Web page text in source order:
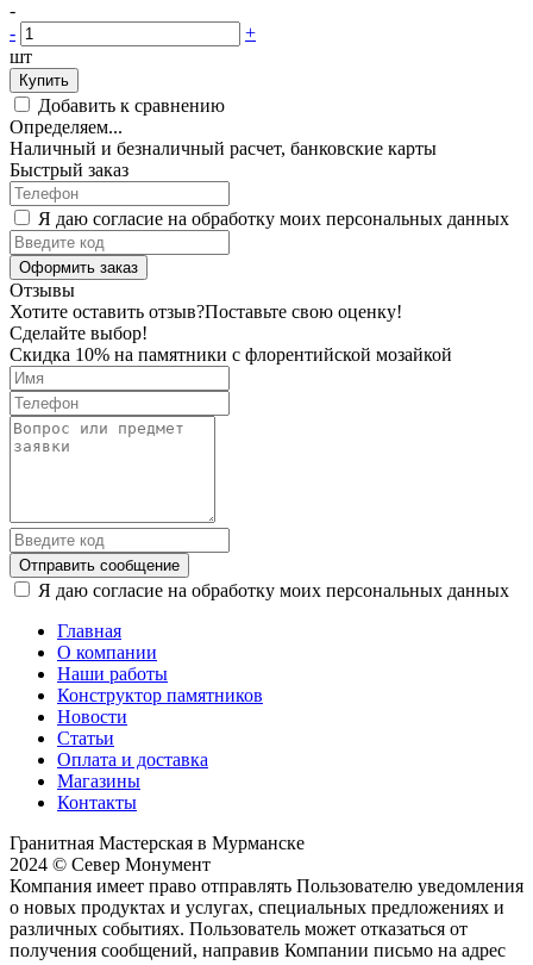
-
-
+
шт
Купить
Добавить к сравнению
Определяем...
Наличный и безналичный расчет, банковские карты
Быстрый заказ
Я даю согласие на обработку моих персональных данных
Оформить заказ
Отзывы
Хотите оставить отзыв?Поставьте свою оценку!
Сделайте выбор!
Скидка 10% на памятники с флорентийской мозайкой
Отправить сообщение
Я даю согласие на обработку моих персональных данных
Главная
О компании
Наши работы
Конструктор памятников
Новости
Статьи
Оплата и доставка
Магазины
Контакты
Гранитная Мастерская в Мурманске
2024 © Север Монумент
Компания имеет право отправлять Пользователю уведомления
о новых продуктах и услугах, специальных предложениях и
различных событиях. Пользователь может отказаться от
получения сообщений, направив Компании письмо на адрес